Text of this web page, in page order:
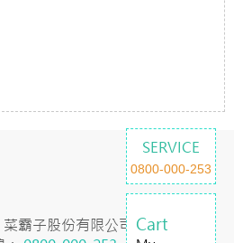
SERVICE
0800-000-253
Cart
霸子股份有限公司